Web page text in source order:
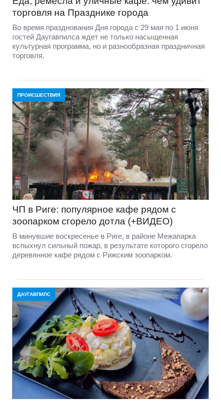
торговля на Празднике города
Во время празднования Дня города с 29 мая по 1 июня
гостей Даугавпилса ждет не только насыщенная
культурная программа, но и разнообразная праздничная
торговля.
ПРОИСШЕСТВИЯ
ЧП в Риге: популярное кафе рядом с
зоопарком сгорело дотла (+ВИДЕО)
В минувшие воскресенье в Риге, в районе Межапарка
вспыхнул сильный пожар, в результате которого сгорело
деревянное кафе рядом с Рижским зоопарком.
ДАУГАВПИЛС